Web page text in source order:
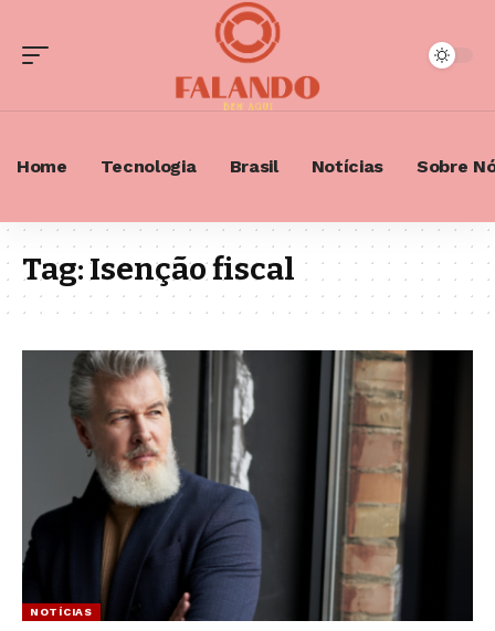
Home Tecnologia Brasil Notícias Sobre
Tag:Isenção fiscal
NOTÍCIAS